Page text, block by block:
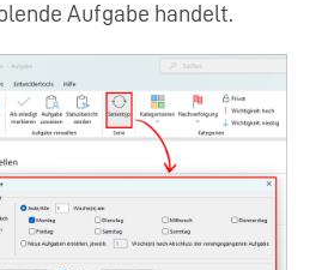
Aufgabe handelt.